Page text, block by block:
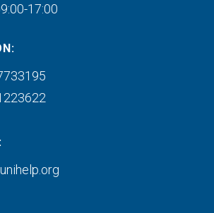
17:00